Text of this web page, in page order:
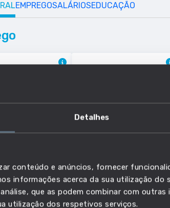
Detalhes
conteúdo e anúncios, fornecer
informações acerca da sua utilização do
que as podem combinar com
utilização dos respetivos serviços.
EMPREGOSALÁRIOSEDUCAÇÃO